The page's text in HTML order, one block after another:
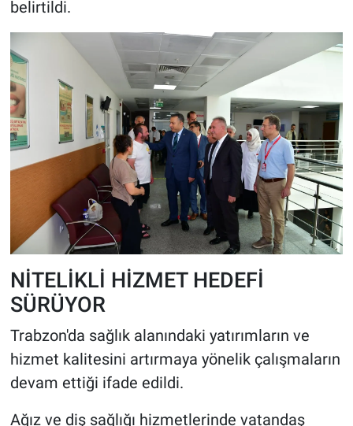
belirtildi.
NİTELİKLİ HİZMET HEDEFİ
SÜRÜYOR
Trabzon'da sağlık alanındaki yatırımların ve
hizmet kalitesini artırmaya yönelik çalışmaların
devam ettiği ifade edildi.
Ağız ve diş sağlığı hizmetlerinde vatandaş